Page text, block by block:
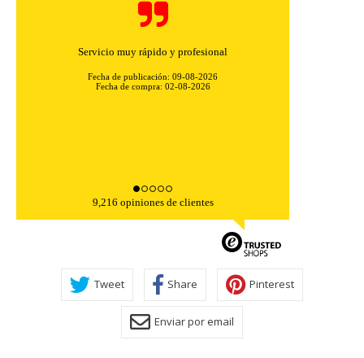
Buena yrapida
Fecha de publicación: 08-08-2026
Fecha de compra: 01-08-2026
9,216 opiniones de clientes
Tweet Share Pinterest
Enviar por email